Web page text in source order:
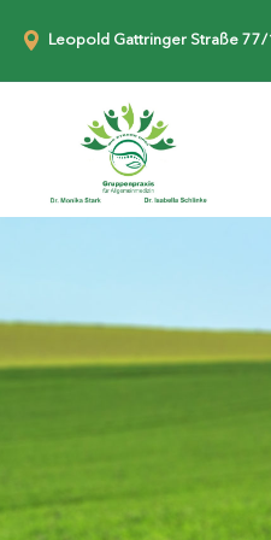
Leopold Gattringer Straße